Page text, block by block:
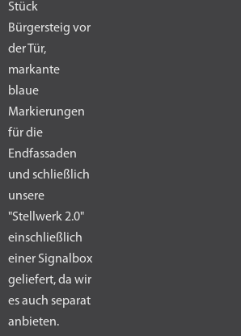
Stück
Bürgersteig vor
der Tür,
markante
blaue
Markierungen
für die
Endfassaden
und schließlich
unsere
"Stellwerk 2.0"
einschließlich
einer Signalbox
geliefert, da wir
es auch separat
anbieten.